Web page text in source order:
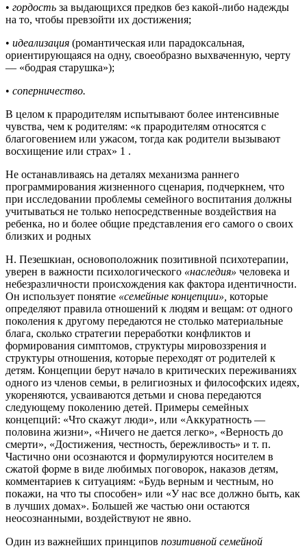
• гордость за выдающихся предков без какой-либо надежды
на то, чтобы превзойти их достижения;
• идеализация (романтическая или парадоксальная,
ориентирующаяся на одну, своеобразно выхваченную, черту
— «бодрая старушка»);
• соперничество.
В целом к прародителям испытывают более интенсивные
чувства, чем к родителям: «к прародителям относятся с
благоговением или ужасом, тогда как родители вызывают
восхищение или страх» 1 .
Не останавливаясь на деталях механизма раннего
программирования жизненного сценария, подчеркнем, что
при исследовании проблемы семейного воспитания должны
учитываться не только непосредственные воздействия на
ребенка, но и более общие представления его самого о своих
близких и родных
Н. Пезешкиан, основоположник позитивной психотерапии,
уверен в важности психологического «наследия» человека и
небезразличности происхождения как фактора идентичности.
Он использует понятие «семейные концепции», которые
определяют правила отношений к людям и вещам: от одного
поколения к другому передаются не столько материальные
блага, сколько стратегии переработки конфликтов и
формирования симптомов, структуры мировоззрения и
структуры отношения, которые переходят от родителей к
детям. Концепции берут начало в критических переживаниях
одного из членов семьи, в религиозных и философских идеях,
укореняются, усваиваются детьми и снова передаются
следующему поколению детей. Примеры семейных
концепций: «Что скажут люди», или «Аккуратность —
половина жизни», «Ничего не дается легко», «Верность до
смерти», «Достижения, честность, бережливость» и т. п.
Частично они осознаются и формулируются носителем в
сжатой форме в виде любимых поговорок, наказов детям,
комментариев к ситуациям: «Будь верным и честным, но
покажи, на что ты способен» или «У нас все должно быть, как
в лучших домах». Большей же частью они остаются
неосознанными, воздействуют не явно.
Один из важнейших принципов позитивной семейной